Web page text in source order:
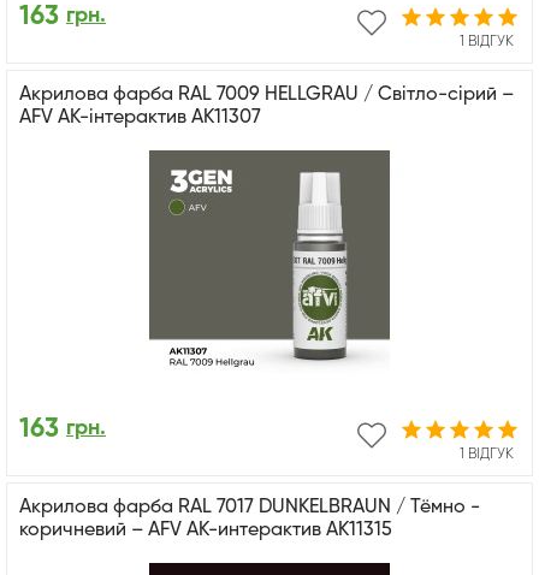
1 ВІДГУК
163 грн.
Акрилова фарба RAL 7009 HELLGRAU / Світло-сірий –
AFV АК-інтерактив AK11307
1 ВІДГУК
163 грн.
Акрилова фарба RAL 7017 DUNKELBRAUN / Тёмно -
коричневий – AFV АК-интерактив AK11315